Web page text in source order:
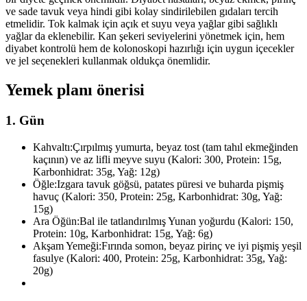
ve sade tavuk veya hindi gibi kolay sindirilebilen gıdaları tercih
etmelidir. Tok kalmak için açık et suyu veya yağlar gibi sağlıklı
yağlar da eklenebilir. Kan şekeri seviyelerini yönetmek için, hem
diyabet kontrolü hem de kolonoskopi hazırlığı için uygun içecekler
ve jel seçenekleri kullanmak oldukça önemlidir.
Yemek planı önerisi
1. Gün
Kahvaltı:Çırpılmış yumurta, beyaz tost (tam tahıl ekmeğinden
kaçının) ve az lifli meyve suyu (Kalori: 300, Protein: 15g,
Karbonhidrat: 35g, Yağ: 12g)
Öğle:Izgara tavuk göğsü, patates püresi ve buharda pişmiş
havuç (Kalori: 350, Protein: 25g, Karbonhidrat: 30g, Yağ:
15g)
Ara Öğün:Bal ile tatlandırılmış Yunan yoğurdu (Kalori: 150,
Protein: 10g, Karbonhidrat: 15g, Yağ: 6g)
Akşam Yemeği:Fırında somon, beyaz pirinç ve iyi pişmiş yeşil
fasulye (Kalori: 400, Protein: 25g, Karbonhidrat: 35g, Yağ:
20g)